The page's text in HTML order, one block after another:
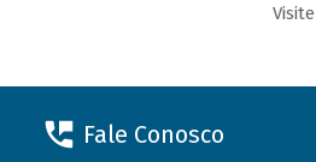
Fale Conosco